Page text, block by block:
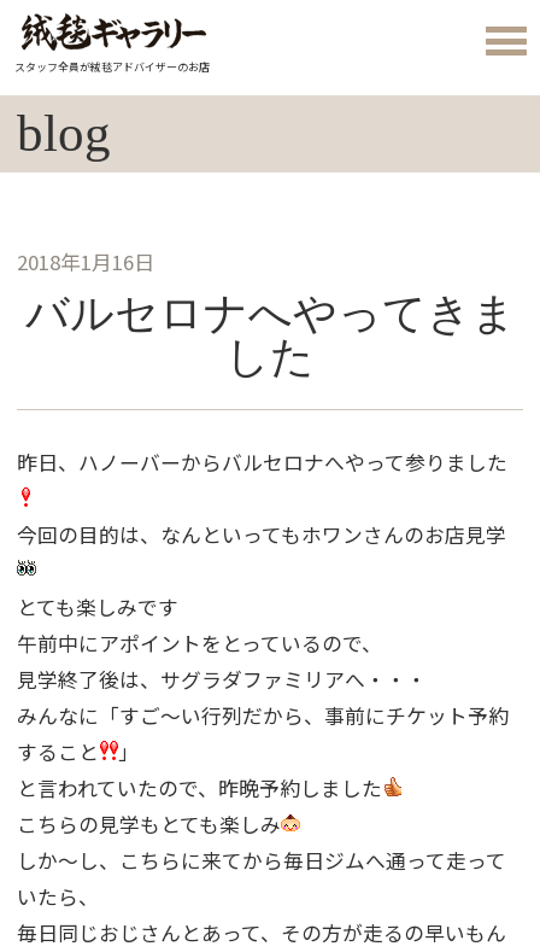
スタッフ全員が絨毯アドバイザーのお店
blog
2018年1月16日
バルセロナへやってきま
した
昨日、ハノーバーからバルセロナへやって参りました
今回の目的は、なんといってもホワンさんのお店見学
とても楽しみです
午前中にアポイントをとっているので、
見学終了後は、サグラダファミリアへ・・・
みんなに「すご〜い行列だから、事前にチケット予約
すること
」
と言われていたので、昨晩予約しました
こちらの見学もとても楽しみ
しか〜し、こちらに来てから毎日ジムへ通って走って
いたら、
毎日同じおじさんとあって、その方が走るの早いもん